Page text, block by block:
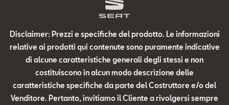
Disclaimer: Prezzi e specifiche del prodotto. Le informazioni
relative ai prodotti qui contenute sono puramente indicative
di alcune caratteristiche generali degli stessi e non
costituiscono in alcun modo descrizione delle
caratteristiche specifiche da parte del Costruttore e/o del
Venditore. Pertanto, invitiamo il Cliente a rivolgersi sempre